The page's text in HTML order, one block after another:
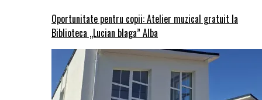
Oportunitate pentru copii: Atelier muzical gratuit la
Biblioteca „Lucian blaga” Alba